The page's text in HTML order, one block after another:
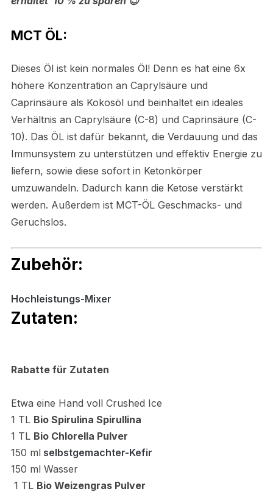
MCT ÖL:
Dieses Öl ist kein normales Öl! Denn es hat eine 6x
höhere Konzentration an Caprylsäure und
Caprinsäure als Kokosöl und beinhaltet ein ideales
Verhältnis an Caprylsäure (C-8) und Caprinsäure (C-
10). Das ÖL ist dafür bekannt, die Verdauung und das
Immunsystem zu unterstützen und effektiv Energie zu
liefern, sowie diese sofort in Ketonkörper
umzuwandeln. Dadurch kann die Ketose verstärkt
werden. Außerdem ist MCT-ÖL Geschmacks- und
Geruchslos.
Zubehör:
Hochleistungs-Mixer
Zutaten:
Rabatte für Zutaten
Etwa eine Hand voll Crushed Ice
1 TL Bio Spirulina Spirullina
1 TL Bio Chlorella Pulver
150 ml selbstgemachter-Kefir
150 ml Wasser
1 TL Bio Weizengras Pulver